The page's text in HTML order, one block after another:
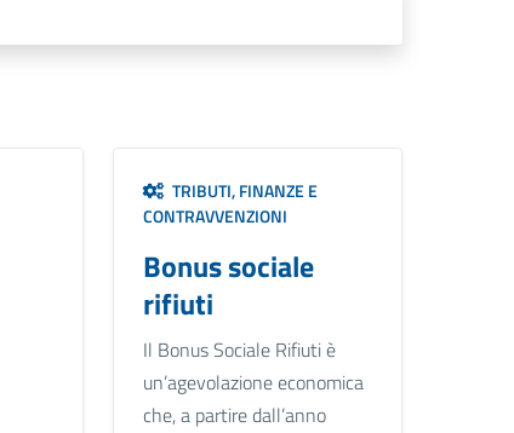
TRIBUTI, FINANZE E
CONTRAVVENZIONI
Bonus sociale
rifiuti
Il Bonus Sociale Rifiuti è
un’agevolazione economica
che, a partire dall’anno